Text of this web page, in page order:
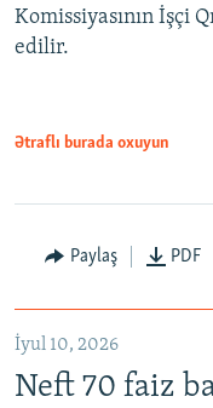
Komissiyasının İşçi
edilir.
Ətraflı burada oxuyun
Paylaş PDF
İyul 10, 2026
Neft 70 faiz